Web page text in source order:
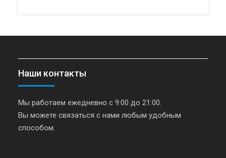
Наши контакты
Мы работаем ежедневно с 9:00 до 21:00.
Вы можете связаться с нами любым удобным
способом.